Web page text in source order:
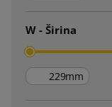
W - Širina
mm